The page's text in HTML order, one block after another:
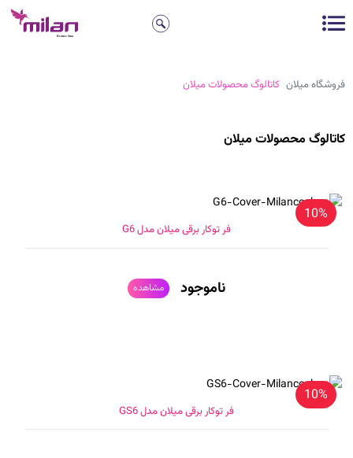
فروشگاه میلان کاتالوگ محصولات میلان
کاتالوگ محصولات میلان
10%
فر توکار برقی میلان مدل G6
ناموجود مشاهده
10%
فر توکار برقی میلان مدل GS6